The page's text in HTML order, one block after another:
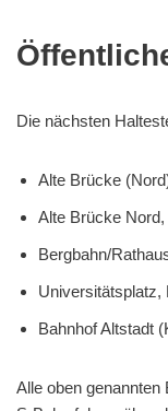
Die nächsten
Alte Brücke
Alte Brücke
Bergbahn/
Universitätsplatz,
Bahnhof Altstadt
Alle oben